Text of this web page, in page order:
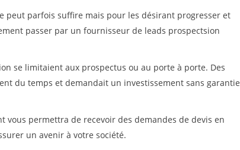
peut parfois suffire mais pour les désirant progresser et
passer par un fournisseur de leads prospectsion
se limitaient aux prospectus ou au porte à porte. Des
du temps et demandait un investissement sans garantie
vous permettra de recevoir des demandes de devis en
un avenir à votre société.